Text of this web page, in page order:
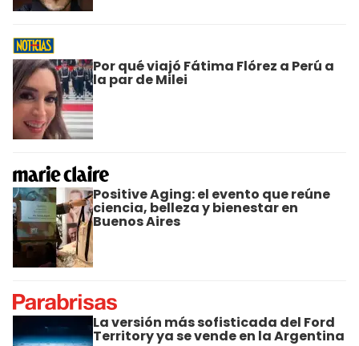
Por qué viajó Fátima Flórez a Perú a
la par de Milei
Positive Aging: el evento que reúne
ciencia, belleza y bienestar en
Buenos Aires
La versión más sofisticada del Ford
Territory ya se vende en la Argentina